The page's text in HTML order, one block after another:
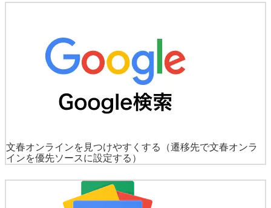
文春オンラインを見つけやすくする
（遷移先で文春オンラ
インを優先ソースに設定する）